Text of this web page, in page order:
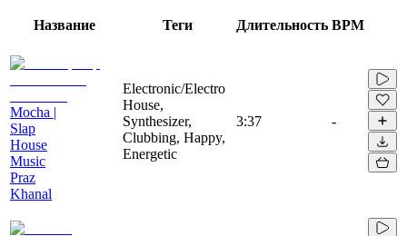
Название Теги Длительность BPM
Mocha |
Slap
House
Music
Praz
Khanal
Electronic/Electro
House,
Synthesizer,
Clubbing, Happy,
Energetic
3:37 -